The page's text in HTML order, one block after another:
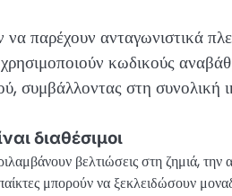
να παρέχουν ανταγωνιστικά
κωδικούς
συμβάλλοντας στη συνολική
διαθέσιμοι
βελτιώσεις στη ζημιά, την
μπορούν να ξεκλειδώσουν